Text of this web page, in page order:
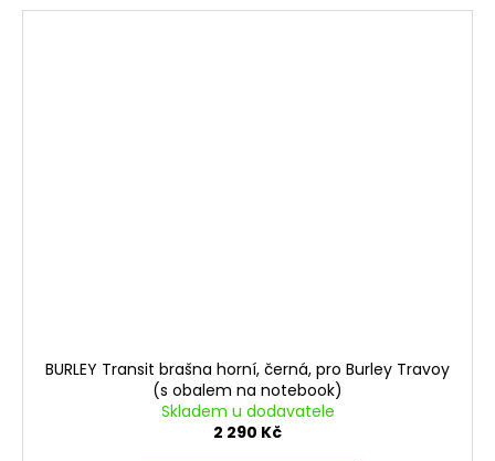
BURLEY Transit brašna horní, černá, pro Burley Travoy
(s obalem na notebook)
Skladem u dodavatele
2 290 Kč